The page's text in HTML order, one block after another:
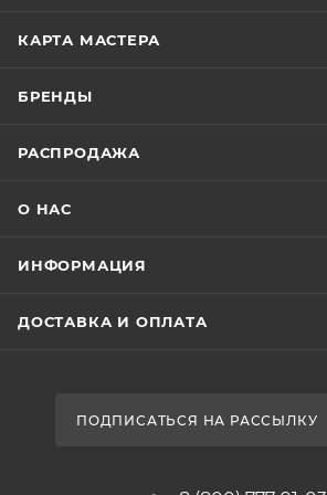
КАРТА МАСТЕРА
БРЕНДЫ
РАСПРОДАЖА
О НАС
ИНФОРМАЦИЯ
ДОСТАВКА И ОПЛАТА
ПОДПИСАТЬСЯ НА РАССЫЛКУ